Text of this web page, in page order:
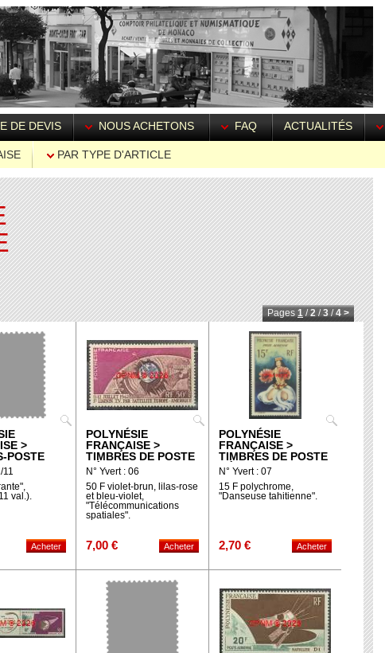
DE DEVIS NOUS ACHETONS FAQ ACTUALITÉS
PAR TYPE D'ARTICLE
Pages 1 /2 /3 /4 >
>
POSTE
11
val.).
POLYNÉSIE
FRANÇAISE >
TIMBRES DE POSTE
AÉRIENNE
N° Yvert : 06
50 F violet-brun, lilas-rose
et bleu-violet,
"Télécommunications
spatiales".
7,00 €
POLYNÉSIE
FRANÇAISE >
TIMBRES DE POSTE
AÉRIENNE
N° Yvert : 07
15 F polychrome,
"Danseuse tahitienne".
2,70 €